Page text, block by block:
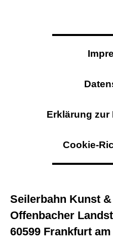
Erklärung zur
Cookie-
Seilerbahn Kunst
Offenbacher
60599 Frankfurt